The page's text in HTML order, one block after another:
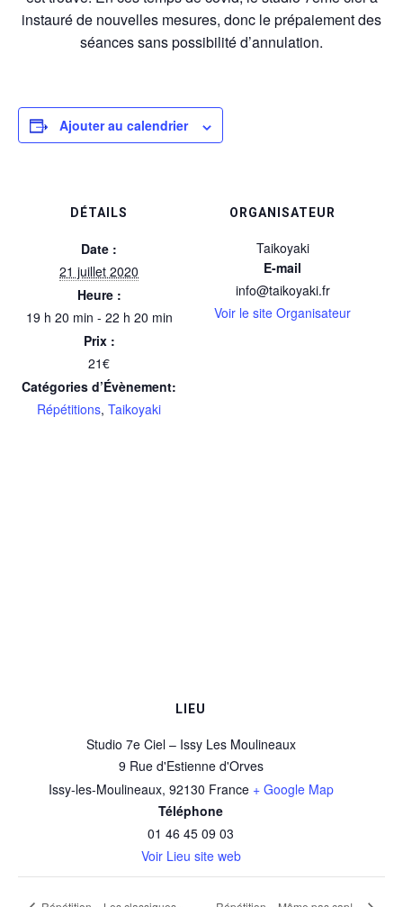
instauré de nouvelles mesures, donc le prépaiement des
séances sans possibilité d’annulation.
Ajouter au calendrier
DÉTAILS
Date :
21 juillet 2020
Heure :
19 h 20 min - 22 h 20 min
Prix :
21€
Catégories d’Évènement:
Répétitions, Taikoyaki
ORGANISATEUR
Taikoyaki
E-mail
info@taikoyaki.fr
Voir le site Organisateur
LIEU
Studio 7e Ciel – Issy Les Moulineaux
9 Rue d'Estienne d'Orves
Issy-les-Moulineaux, 92130 France + Google Map
Téléphone
01 46 45 09 03
Voir Lieu site web